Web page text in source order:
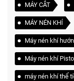
MÁY CẮT
MÁY NÉN KHÍ
Máy nén khí
Máy nén khí
máy nén khí thể